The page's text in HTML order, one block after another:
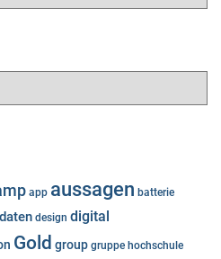
app aussagen batterie
daten design digital
Gold group gruppe hochschule